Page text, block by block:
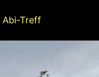
Treff